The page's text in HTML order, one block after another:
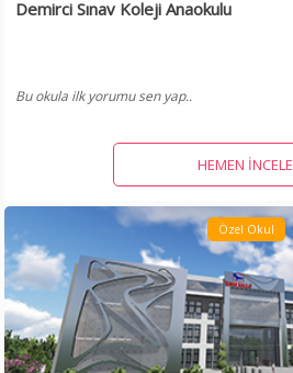
Demirci Sınav Koleji Anaokulu
Bu okula ilk yorumu sen yap..
HEMEN İNCELE
Özel Okul